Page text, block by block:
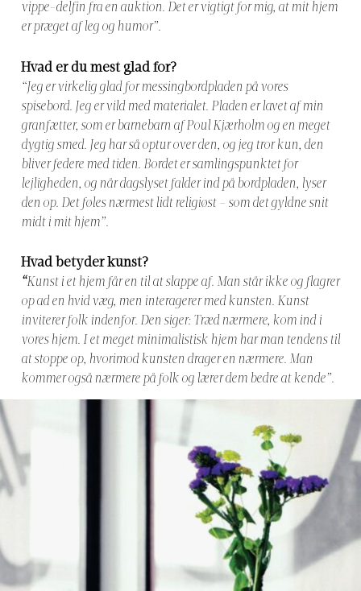
vippe-delfin fra en auktion. Det er vigtigt for mig, at mit hjem
er præget af leg og humor”.
Hvad er du mest glad for?
“Jeg er virkelig glad for messingbordpladen på vores
spisebord. Jeg er vild med materialet. Pladen er lavet af min
granfætter, som er barnebarn af Poul Kjærholm og en meget
dygtig smed. Jeg har så optur over den, og jeg tror kun, den
bliver federe med tiden. Bordet er samlingspunktet for
lejligheden, og når dagslyset falder ind på bordpladen, lyser
den op. Det føles nærmest lidt religiøst – som det gyldne snit
midt i mit hjem”.
Hvad betyder kunst?
“Kunst i et hjem får en til at slappe af. Man står ikke og flagrer
op ad en hvid væg, men interagerer med kunsten. Kunst
inviterer folk indenfor. Den siger: Træd nærmere, kom ind i
vores hjem. I et meget minimalistisk hjem har man tendens til
at stoppe op, hvorimod kunsten drager en nærmere. Man
kommer også nærmere på folk og lærer dem bedre at kende”.